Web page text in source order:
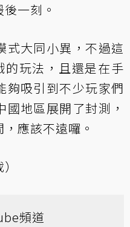
一刻。
式大同小異，不過這
的玩法，且還是在手
夠吸引到不少玩家們
地區展開了封測，
應該不遠囉。
頻道